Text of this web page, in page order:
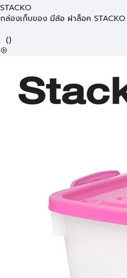
STACKO
กล่องเก็บของ มีล้อ ฝาล็อค
()